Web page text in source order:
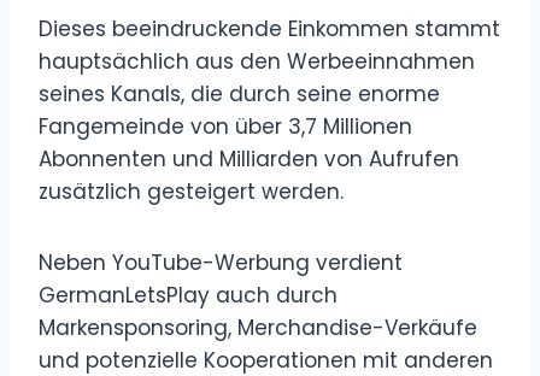
Dieses beeindruckende Einkommen stammt
hauptsächlich aus den Werbeeinnahmen
seines Kanals, die durch seine enorme
Fangemeinde von über 3,7 Millionen
Abonnenten und Milliarden von Aufrufen
zusätzlich gesteigert werden.
Neben YouTube-Werbung verdient
GermanLetsPlay auch durch
Markensponsoring, Merchandise-Verkäufe
und potenzielle Kooperationen mit anderen